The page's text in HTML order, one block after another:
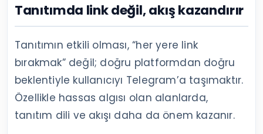
Tanıtımda link değil, akış kazandırır
Tanıtımın etkili olması, “her yere link
bırakmak” değil; doğru platformdan doğru
beklentiyle kullanıcıyı Telegram’a taşımaktır.
Özellikle hassas algısı olan alanlarda,
tanıtım dili ve akışı daha da önem kazanır.